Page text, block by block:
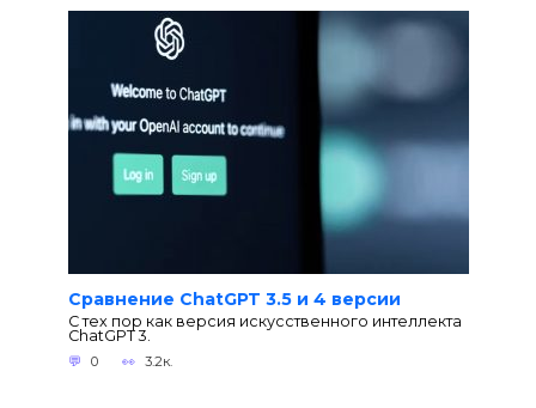
Сравнение ChatGPT 3.5 и 4 версии
С тех пор как версия искусственного интеллекта
ChatGPT 3.
0 3.2к.